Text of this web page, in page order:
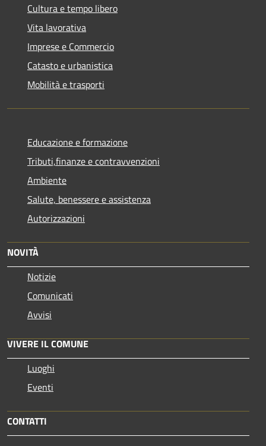
Cultura e tempo libero
Vita lavorativa
Imprese e Commercio
Catasto e urbanistica
Mobilità e trasporti
Educazione e formazione
Tributi,finanze e contravvenzioni
Ambiente
Salute, benessere e assistenza
Autorizzazioni
NOVITÀ
Notizie
Comunicati
Avvisi
VIVERE IL COMUNE
Luoghi
Eventi
CONTATTI